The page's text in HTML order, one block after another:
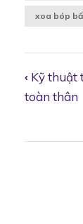
xoa bóp
‹ Kỹ thuật
toàn thân